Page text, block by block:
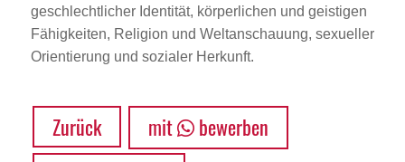
geschlechtlicher Identität, körperlichen und geistigen
Fähigkeiten, Religion und Weltanschauung, sexueller
Orientierung und sozialer Herkunft.
Zurück mit
bewerben